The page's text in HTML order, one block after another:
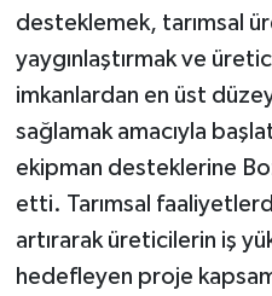
desteklemek, tarımsal
yaygınlaştırmak ve
imkanlardan en üst
sağlamak amacıyla
ekipman desteklerine
etti. Tarımsal
artırarak üreticilerin iş
hedefleyen proje